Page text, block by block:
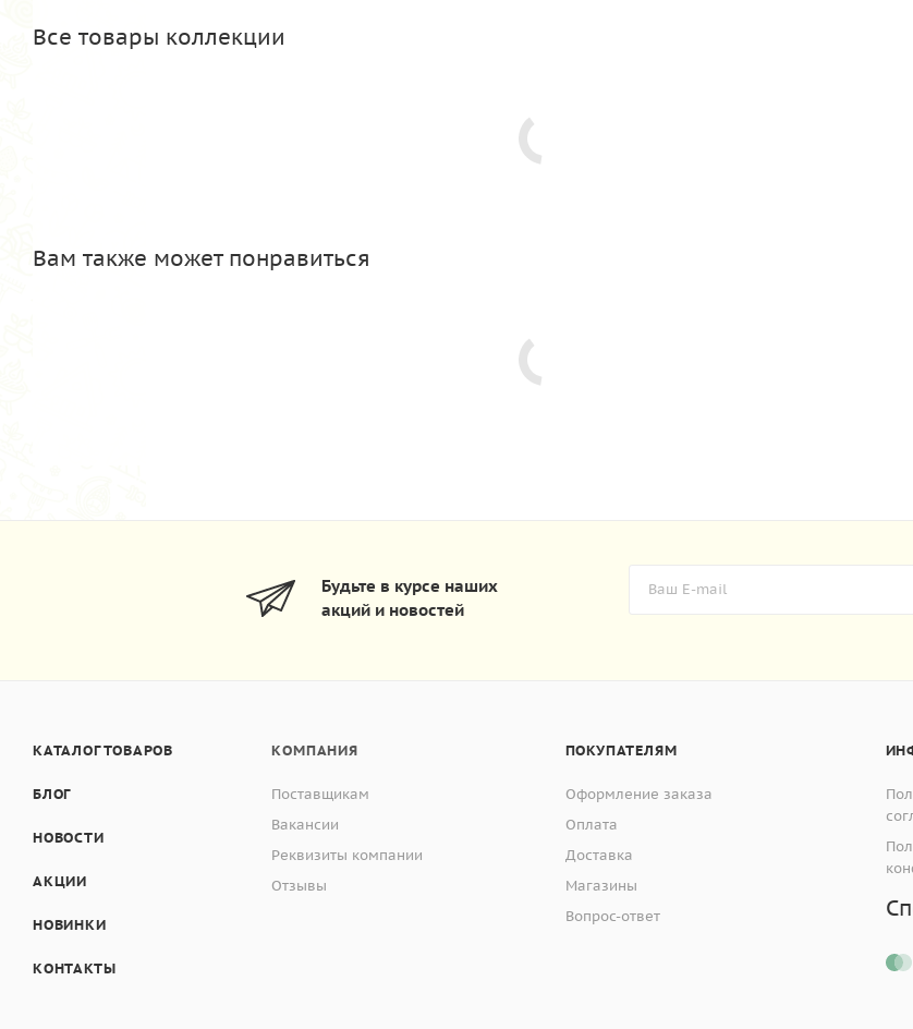
Все товары коллекции
Вам также может понравиться
Будьте в курсе наших
акций и новостей
КАТАЛОГ ТОВАРОВ
БЛОГ
НОВОСТИ
АКЦИИ
НОВИНКИ
КОНТАКТЫ
КОМПАНИЯ
Поставщикам
Вакансии
Реквизиты компании
Отзывы
ПОКУПАТЕЛЯМ
Оформление заказа
Оплата
Доставка
Магазины
Вопрос-ответ